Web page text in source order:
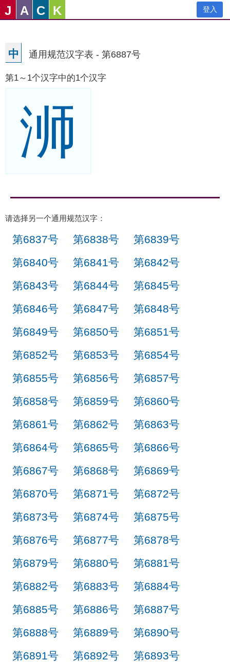
J A C K 登入
中 通用规范汉字表 - 第6887号
第1～1个汉字中的1个汉字
浉
请选择另一个通用规范汉字：
第6837号 第6838号
第6839号
第6840号
第6841号
第6842号
第6843号
第6844号
第6845号
第6846号
第6847号
第6848号
第6849号
第6850号
第6851号
第6852号
第6853号
第6854号
第6855号
第6856号
第6857号
第6858号
第6859号
第6860号
第6861号
第6862号
第6863号
第6864号
第6865号
第6866号
第6867号
第6868号
第6869号
第6870号
第6871号
第6872号
第6873号
第6874号
第6875号
第6876号
第6877号
第6878号
第6879号
第6880号
第6881号
第6882号
第6883号
第6884号
第6885号
第6886号
第6887号
第6888号
第6889号
第6890号
第6891号
第6892号
第6893号